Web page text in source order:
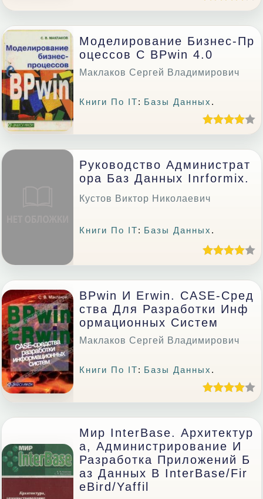
Моделирование Бизнес-Пр
Оцессов С BPwin 4.0
Маклаков Сергей Владимирович
Книги По IT: Базы Данных .
Руководство Администрат
Ора Баз Данных Inrformix.
Кустов Виктор Николаевич
Книги По IT: Базы Данных .
BPwin И Erwin. CASE-Сред
Ства Для Разработки Инф
Ормационных Систем
Маклаков Сергей Владимирович
Книги По IT: Базы Данных .
Мир InterBase. Архитектур
А, Администрирование И
Разработка Приложений Б
Аз Данных В InterBase/Fir
EBird/Yaffil